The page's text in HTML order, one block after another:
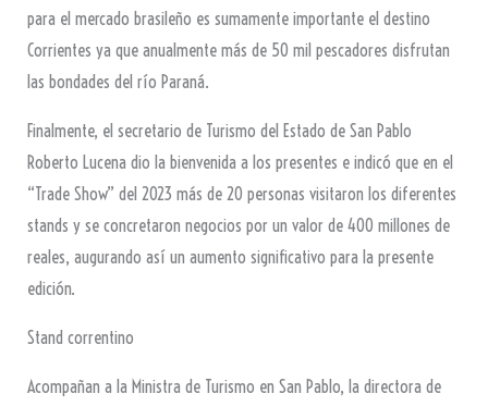
para el mercado brasileño es sumamente importante el destino
Corrientes ya que anualmente más de 50 mil pescadores disfrutan
las bondades del río Paraná.
Finalmente, el secretario de Turismo del Estado de San Pablo
Roberto Lucena dio la bienvenida a los presentes e indicó que en el
“Trade Show” del 2023 más de 20 personas visitaron los diferentes
stands y se concretaron negocios por un valor de 400 millones de
reales, augurando así un aumento significativo para la presente
edición.
Stand correntino
Acompañan a la Ministra de Turismo en San Pablo, la directora de